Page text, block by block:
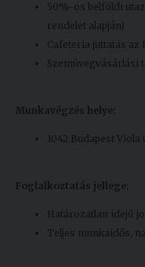
50%-os belföldi
rendelet alapján)
Cafeteria juttatás az
Szemüvegvásárlási
Munkavégzés helye:
1042 Budapest Viola
Foglalkoztatás jellege:
Határozatlan idejű
Teljes munkaidős,